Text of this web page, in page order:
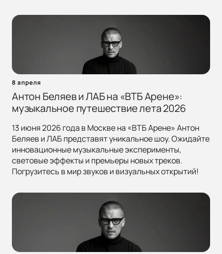
8 апреля
Антон Беляев и ЛАБ на «ВТБ Арене»:
музыкальное путешествие лета 2026
13 июня 2026 года в Москве на «ВТБ Арене» Антон
Беляев и ЛАБ представят уникальное шоу. Ожидайте
инновационные музыкальные эксперименты,
световые эффекты и премьеры новых треков.
Погрузитесь в мир звуков и визуальных открытий!